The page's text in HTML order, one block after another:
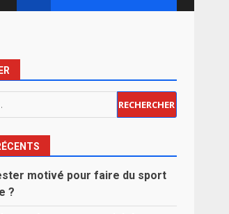
motivé pour faire du sport
?